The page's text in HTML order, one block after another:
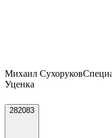
Михаил Сухоруков
Уценка
282083